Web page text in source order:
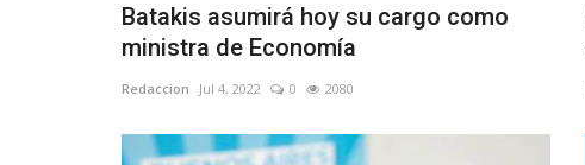
Batakis asumirá hoy su cargo como
ministra de Economía
Redaccion Jul 4, 2022 0 2080